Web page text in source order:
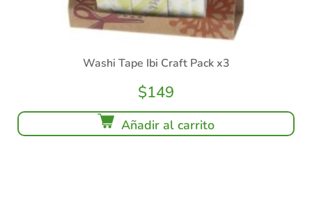
Washi Tape Ibi Craft Pack x3
$149
Añadir al carrito